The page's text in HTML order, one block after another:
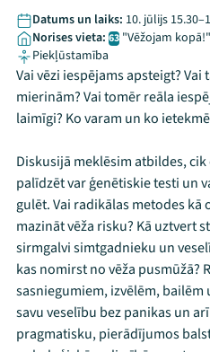
Datums un laiks: 10. jūlijs
Norises vieta: 63 "Vēžojam
Piekļūstamība
Vai vēzi iespējams apsteigt?
mierinām? Vai tomēr reāla
laimīgi? Ko varam un ko
Diskusijā meklēsim atbildes,
palīdzēt var ģenētiskie testi un
gulēt. Vai radikālas metodes kā
mazināt vēža risku? Kā uztvert
sirmgalvi simtgadnieku un
kas nomirst no vēža pusmūžā?
sasniegumiem, izvēlēm,
savu veselību bez panikas un
pragmatisku, pierādījumos